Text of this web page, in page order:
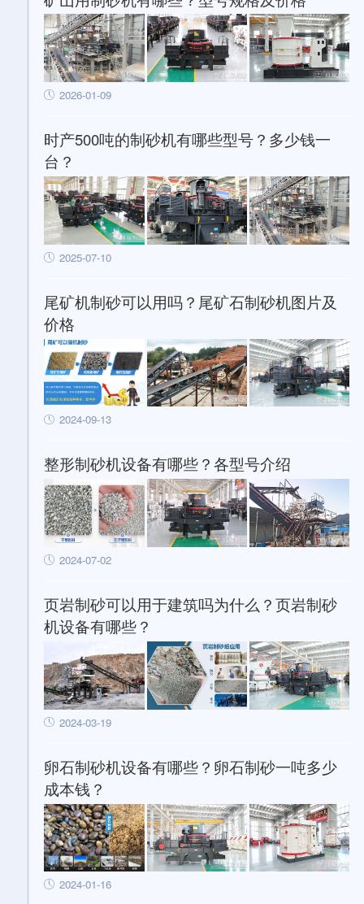
2026-01-09
时产500吨的制砂机有哪些型号？多少钱一
台？
2025-07-10
尾矿机制砂可以用吗？尾矿石制砂机图片及
价格
2024-09-13
整形制砂机设备有哪些？各型号介绍
2024-07-02
页岩制砂可以用于建筑吗为什么？页岩制砂
机设备有哪些？
2024-03-19
卵石制砂机设备有哪些？卵石制砂一吨多少
成本钱？
2024-01-16